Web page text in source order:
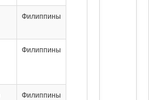
Филиппины
Филиппины
Филиппины